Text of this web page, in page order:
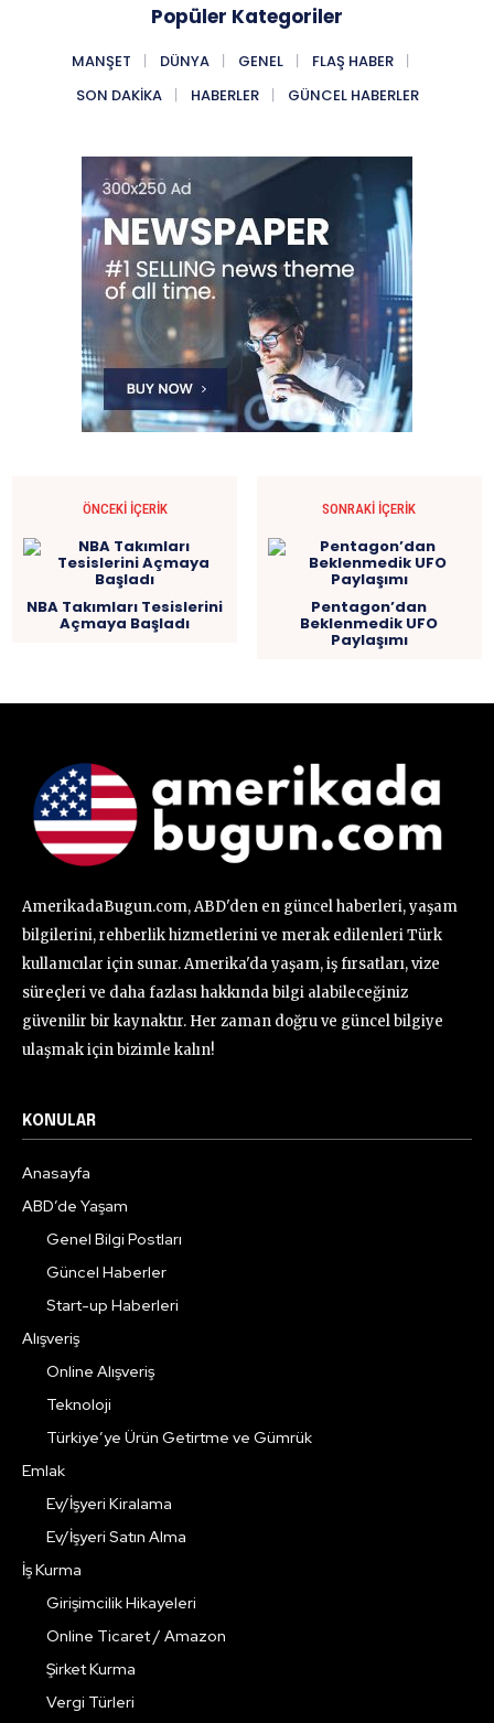
Popüler Kategoriler
MANŞET DÜNYA GENEL
FLAŞ HABER
SON DAKIKA
HABERLER GÜNCEL HABERLER
ÖNCEKI İÇERIK
NBA Takımları Tesislerini
Açmaya Başladı
SONRAKI İÇERIK
Pentagon’dan
Beklenmedik UFO
Paylaşımı
AmerikadaBugun.com, ABD'den en güncel haberleri, yaşam
bilgilerini, rehberlik hizmetlerini ve merak edilenleri Türk
kullanıcılar için sunar. Amerika'da yaşam, iş fırsatları, vize
süreçleri ve daha fazlası hakkında bilgi alabileceğiniz
güvenilir bir kaynaktır. Her zaman doğru ve güncel bilgiye
ulaşmak için bizimle kalın!
KONULAR
Anasayfa
ABD’de Yaşam
Genel Bilgi Postları
Güncel Haberler
Start-up Haberleri
Alışveriş
Online Alışveriş
Teknoloji
Türkiye’ye Ürün Getirtme ve Gümrük
Emlak
Ev/İşyeri Kiralama
Ev/İşyeri Satın Alma
İş Kurma
Girişimcilik Hikayeleri
Online Ticaret / Amazon
Şirket Kurma
Vergi Türleri